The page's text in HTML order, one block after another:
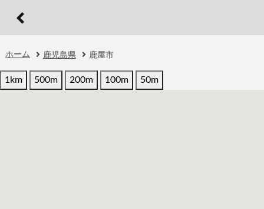
ホーム 鹿児島県 鹿屋市
1km 500m 200m 100m 50m